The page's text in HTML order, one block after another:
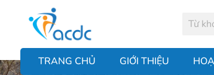
TRANG CHỦ GIỚI THIỆU